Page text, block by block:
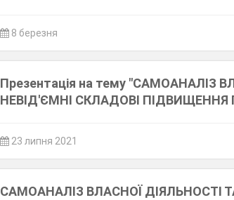
8 березня
Презентація на тему "САМОАНАЛІЗ
НЕВІД'ЄМНІ СКЛАДОВІ
23 липня 2021
САМОАНАЛІЗ ВЛАСНОЇ ДІЯЛЬНОСТІ